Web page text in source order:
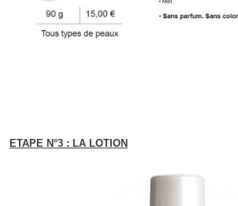
ETAPE N°3 : LA LOTION